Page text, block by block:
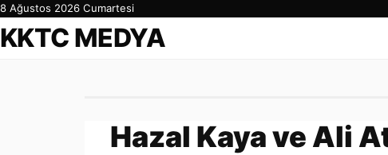
8 Ağustos 2026 Cumartesi
KKTC MEDYA
Hazal Kaya ve Ali